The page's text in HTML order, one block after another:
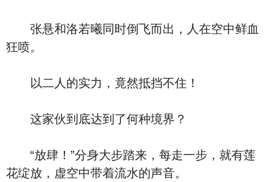
张悬和洛若曦同时倒飞而出，人在空中鲜血
狂喷。
以二人的实力，竟然抵挡不住！
这家伙到底达到了何种境界？
“放肆！”分身大步踏来，每走一步，就有莲
花绽放，虚空中带着流水的声音。